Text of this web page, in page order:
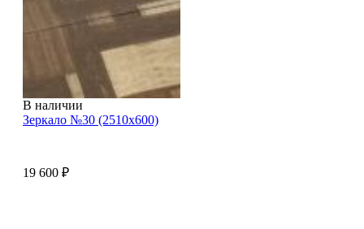
В наличии
Зеркало №30 (2510х600)
19 600 ₽